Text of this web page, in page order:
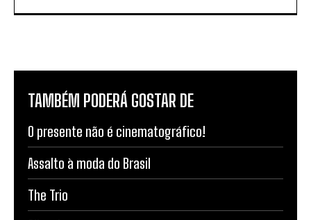
TAMBÉM PODERÁ GOSTAR DE
O presente não é cinematográfico!
Assalto à moda do Brasil
The Trio